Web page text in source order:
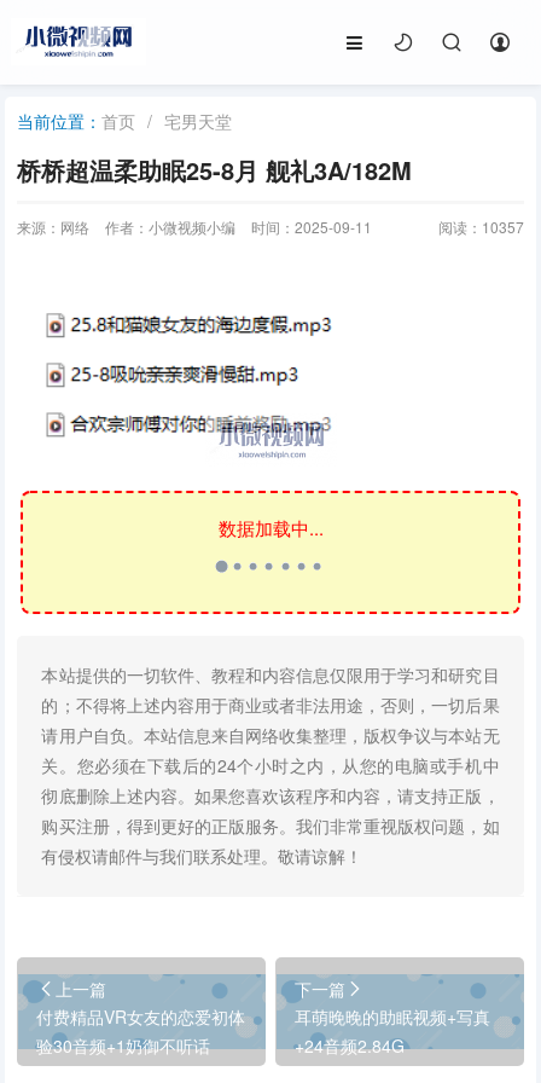
当前位置：首页 / 宅男天堂
桥桥超温柔助眠25-8月 舰礼3A/182M
来源：网络 作者：小微视频小编 时间：2025-09-11 阅读： 10357
数据加载中...
本站提供的一切软件、教程和内容信息仅限用于学习和研究目
的；不得将上述内容用于商业或者非法用途，否则，一切后果
请用户自负。本站信息来自网络收集整理，版权争议与本站无
关。您必须在下载后的24个小时之内，从您的电脑或手机中
彻底删除上述内容。如果您喜欢该程序和内容，请支持正版，
购买注册，得到更好的正版服务。我们非常重视版权问题，如
有侵权请邮件与我们联系处理。敬请谅解！
上一篇
付费精品VR女友的恋爱初体
验30音频+1奶御不听话
下一篇
耳萌晚晚的助眠视频+写真
+24音频2.84G